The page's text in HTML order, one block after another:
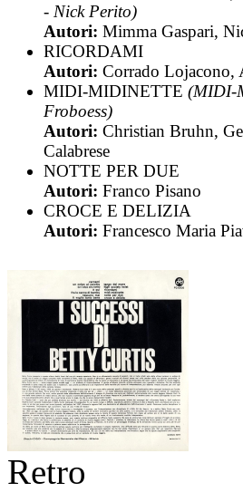
- Nick Perito)
Autori: Mimma Gaspari,
RICORDAMI
Autori: Corrado Lojacono,
MIDI-MIDINETTE (MIDI-
Froboess)
Autori: Christian Bruhn,
Calabrese
NOTTE PER DUE
Autori: Franco Pisano
CROCE E DELIZIA
Autori: Francesco Maria
Retro